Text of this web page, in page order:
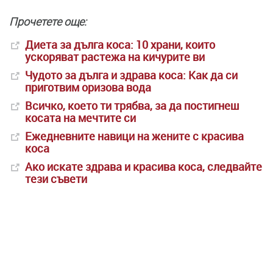
Прочетете още:
Диета за дълга коса: 10 храни, които
ускоряват растежа на кичурите ви
Чудото за дълга и здрава коса: Как да си
приготвим оризова вода
Всичко, което ти трябва, за да постигнеш
косата на мечтите си
Ежедневните навици на жените с красива
коса
Ако искате здрава и красива коса, следвайте
тези съвети